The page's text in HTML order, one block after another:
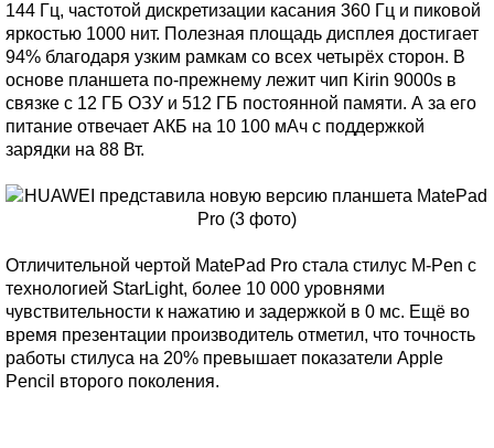
144 Гц, частотой дискретизации касания 360 Гц и пиковой
яркостью 1000 нит. Полезная площадь дисплея достигает
94% благодаря узким рамкам со всех четырёх сторон. В
основе планшета по-прежнему лежит чип Kirin 9000s в
связке с 12 ГБ ОЗУ и 512 ГБ постоянной памяти. А за его
питание отвечает АКБ на 10 100 мАч с поддержкой
зарядки на 88 Вт.
Отличительной чертой MatePad Pro стала стилус M-Pen с
технологией StarLight, более 10 000 уровнями
чувствительности к нажатию и задержкой в 0 мс. Ещё во
время презентации производитель отметил, что точность
работы стилуса на 20% превышает показатели Apple
Pencil второго поколения.